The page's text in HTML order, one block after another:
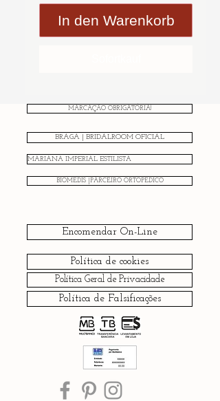
In den Warenkorb
MARCAÇÃO OBRIGATÓRIA!
BRAGA | BRIDALROOM OFICIAL
MARIANA IMPERIAL ESTILISTA
BIOMEDIS |PARCEIRO ORTOPÉDICO
Encomendar On-Line
Política de cookies
Política Geral de Privacidade
Política de Falsificações